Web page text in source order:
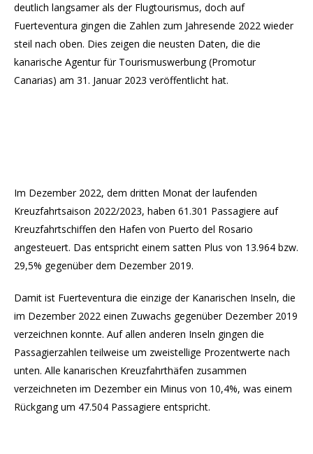
deutlich langsamer als der Flugtourismus, doch auf
Fuerteventura gingen die Zahlen zum Jahresende 2022 wieder
steil nach oben. Dies zeigen die neusten Daten, die die
kanarische Agentur für Tourismuswerbung (Promotur
Canarias) am 31. Januar 2023 veröffentlicht hat.
Im Dezember 2022, dem dritten Monat der laufenden
Kreuzfahrtsaison 2022/2023, haben 61.301 Passagiere auf
Kreuzfahrtschiffen den Hafen von Puerto del Rosario
angesteuert. Das entspricht einem satten Plus von 13.964 bzw.
29,5% gegenüber dem Dezember 2019.
Damit ist Fuerteventura die einzige der Kanarischen Inseln, die
im Dezember 2022 einen Zuwachs gegenüber Dezember 2019
verzeichnen konnte. Auf allen anderen Inseln gingen die
Passagierzahlen teilweise um zweistellige Prozentwerte nach
unten. Alle kanarischen Kreuzfahrthäfen zusammen
verzeichneten im Dezember ein Minus von 10,4%, was einem
Rückgang um 47.504 Passagiere entspricht.